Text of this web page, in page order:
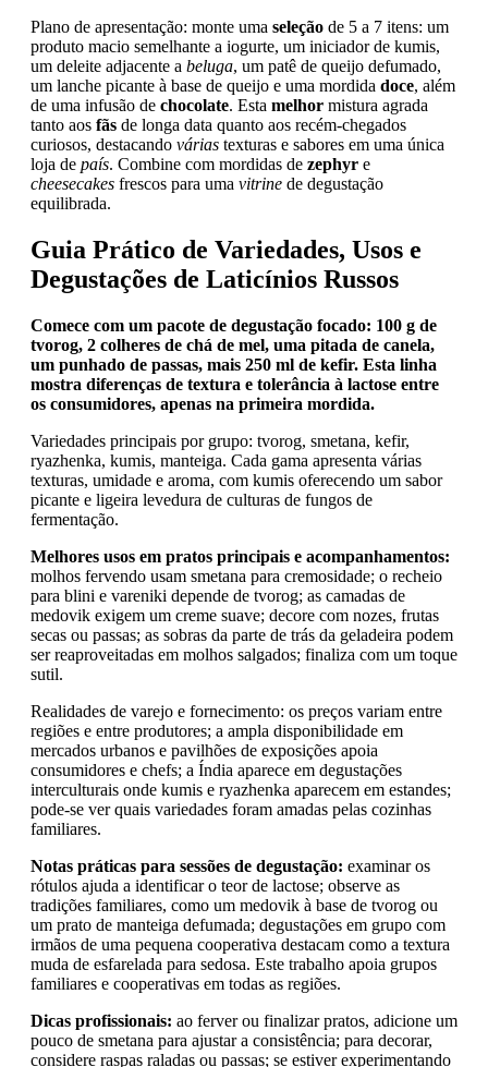
Plano de apresentação: monte uma seleção de 5 a 7 itens: um
produto macio semelhante a iogurte, um iniciador de kumis,
um deleite adjacente a beluga, um patê de queijo defumado,
um lanche picante à base de queijo e uma mordida doce, além
de uma infusão de chocolate. Esta melhor mistura agrada
tanto aos fãs de longa data quanto aos recém-chegados
curiosos, destacando várias texturas e sabores em uma única
loja de país. Combine com mordidas de zephyr e
cheesecakes frescos para uma vitrine de degustação
equilibrada.
Guia Prático de Variedades, Usos e
Degustações de Laticínios Russos
Comece com um pacote de degustação focado: 100 g de
tvorog, 2 colheres de chá de mel, uma pitada de canela,
um punhado de passas, mais 250 ml de kefir. Esta linha
mostra diferenças de textura e tolerância à lactose entre
os consumidores, apenas na primeira mordida.
Variedades principais por grupo: tvorog, smetana, kefir,
ryazhenka, kumis, manteiga. Cada gama apresenta várias
texturas, umidade e aroma, com kumis oferecendo um sabor
picante e ligeira levedura de culturas de fungos de
fermentação.
Melhores usos em pratos principais e acompanhamentos:
molhos fervendo usam smetana para cremosidade; o recheio
para blini e vareniki depende de tvorog; as camadas de
medovik exigem um creme suave; decore com nozes, frutas
secas ou passas; as sobras da parte de trás da geladeira podem
ser reaproveitadas em molhos salgados; finaliza com um toque
sutil.
Realidades de varejo e fornecimento: os preços variam entre
regiões e entre produtores; a ampla disponibilidade em
mercados urbanos e pavilhões de exposições apoia
consumidores e chefs; a Índia aparece em degustações
interculturais onde kumis e ryazhenka aparecem em estandes;
pode-se ver quais variedades foram amadas pelas cozinhas
familiares.
Notas práticas para sessões de degustação: examinar os
rótulos ajuda a identificar o teor de lactose; observe as
tradições familiares, como um medovik à base de tvorog ou
um prato de manteiga defumada; degustações em grupo com
irmãos de uma pequena cooperativa destacam como a textura
muda de esfarelada para sedosa. Este trabalho apoia grupos
familiares e cooperativas em todas as regiões.
Dicas profissionais: ao ferver ou finalizar pratos, adicione um
pouco de smetana para ajustar a consistência; para decorar,
considere raspas raladas ou passas; se estiver experimentando